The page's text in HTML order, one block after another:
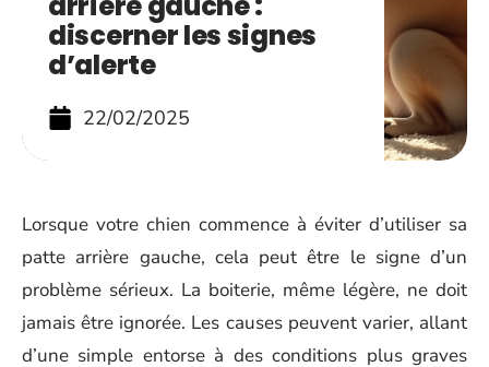
discerner les signes
d’alerte
22/02/2025
Lorsque votre chien commence à éviter d’utiliser sa
patte arrière gauche, cela peut être le signe d’un
problème sérieux. La boiterie, même légère, ne doit
jamais être ignorée. Les causes peuvent varier, allant
d’une simple entorse à des conditions plus graves